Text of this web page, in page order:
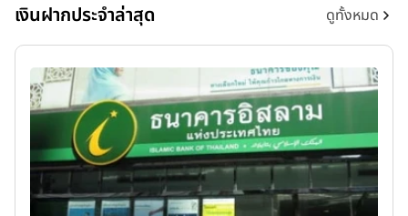
เงินฝากประจำล่าสุด ดูทั้งหมด